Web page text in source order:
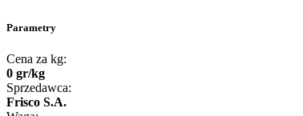
Parametry
Cena za kg:
0 gr/kg
Sprzedawca:
Frisco S.A.